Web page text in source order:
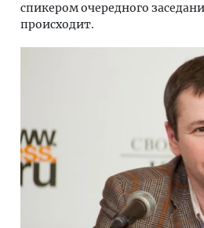
спикером очередного
происходит.
Архитектурный код начинается с
земли. Мощение крупноформатными
плитами становится новым